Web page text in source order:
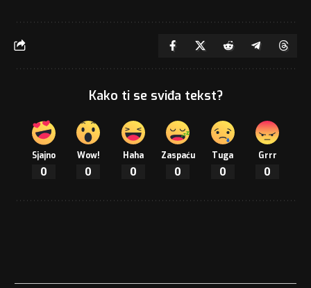
Kako ti se sviđa tekst?
Sjajno
0
Wow!
0
Haha
0
Zaspaću
0
Tuga
0
Grrr
0